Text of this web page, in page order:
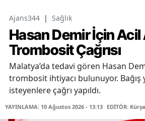
Ajans344 | Sağlık
Hasan Demir İçin Acil
Trombosit Çağrısı
Malatya’da tedavi gören Hasan
trombosit ihtiyacı bulunuyor. Bağış
isteyenlere çağrı yapıldı.
YAYINLAMA: 10 Ağustos 2026 - 13:13 EDİTÖR: